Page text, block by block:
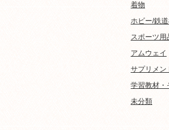
着物
ホビー/鉄
スポーツ用
アムウェイ
サプリメン
学習教材・
未分類